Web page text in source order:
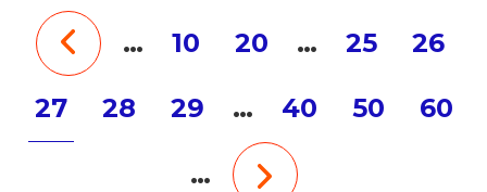
… 10 20 … 25 26
27 28 29 … 40 50 60
…